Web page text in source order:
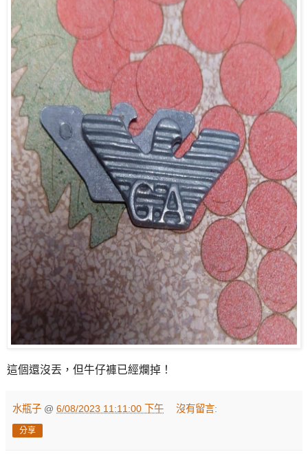
這個還沒丟，但牛仔褲已經爛掉！
水瓶子 @ 6/08/2023 11:11:00 下午 沒有留言:
分享